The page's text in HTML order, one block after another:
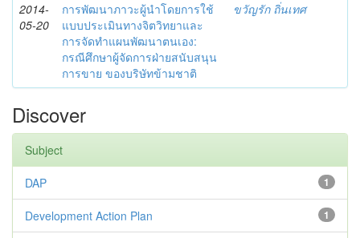
2014-
05-20
การพัฒนาภาวะผู้นำโดยการใช้
แบบประเมินทางจิตวิทยาและ
การจัดทำแผนพัฒนาตนเอง:
กรณีศึกษาผู้จัดการฝ่ายสนับสนุน
การขาย ของบริษัทข้ามชาติ
ขวัญรัก ถิ่นเทศ
Discover
Subject
1
DAP
1
Development Action Plan